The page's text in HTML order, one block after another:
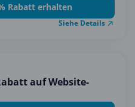
Rabatt erhalten
Siehe Details
auf Website-